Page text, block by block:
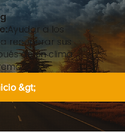
Ayudar a los
recuperar sus
de un clima
&gt;